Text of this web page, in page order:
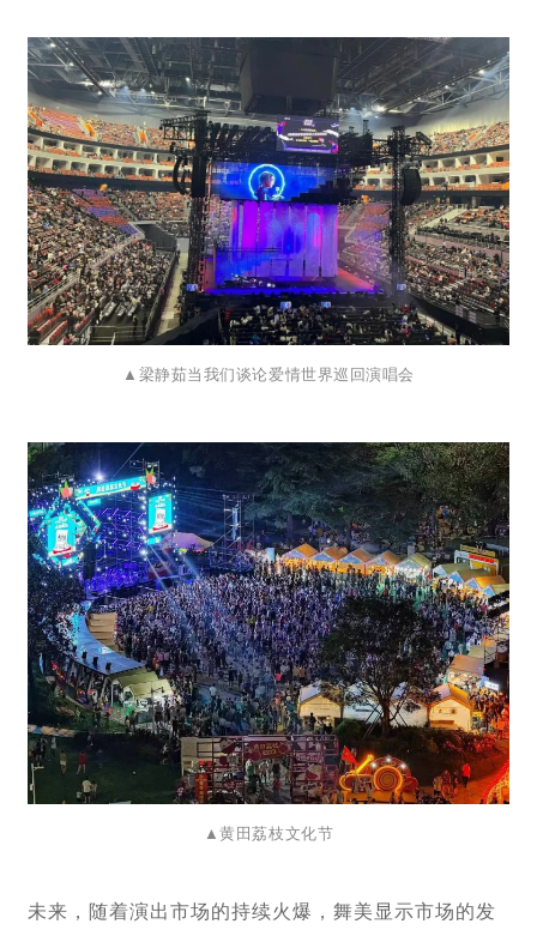
▲ 梁静茹当我们谈论爱情世界巡回演唱会
▲黄田荔枝文化节
未来，随着演出市场的持续火爆，舞美显示市场的发